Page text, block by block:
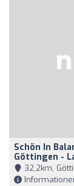
Schön In
Göttingen -
32,2km,